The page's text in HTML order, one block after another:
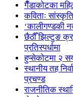
गैँडाकोटका
कविताः
‘कालीगण्डकी
छैठौँ झिल्टुङ
प्रतिस्पर्धामा
हुप्सेकोटमा २
स्थानीय तह
प्रचण्ड
राजनीतिक